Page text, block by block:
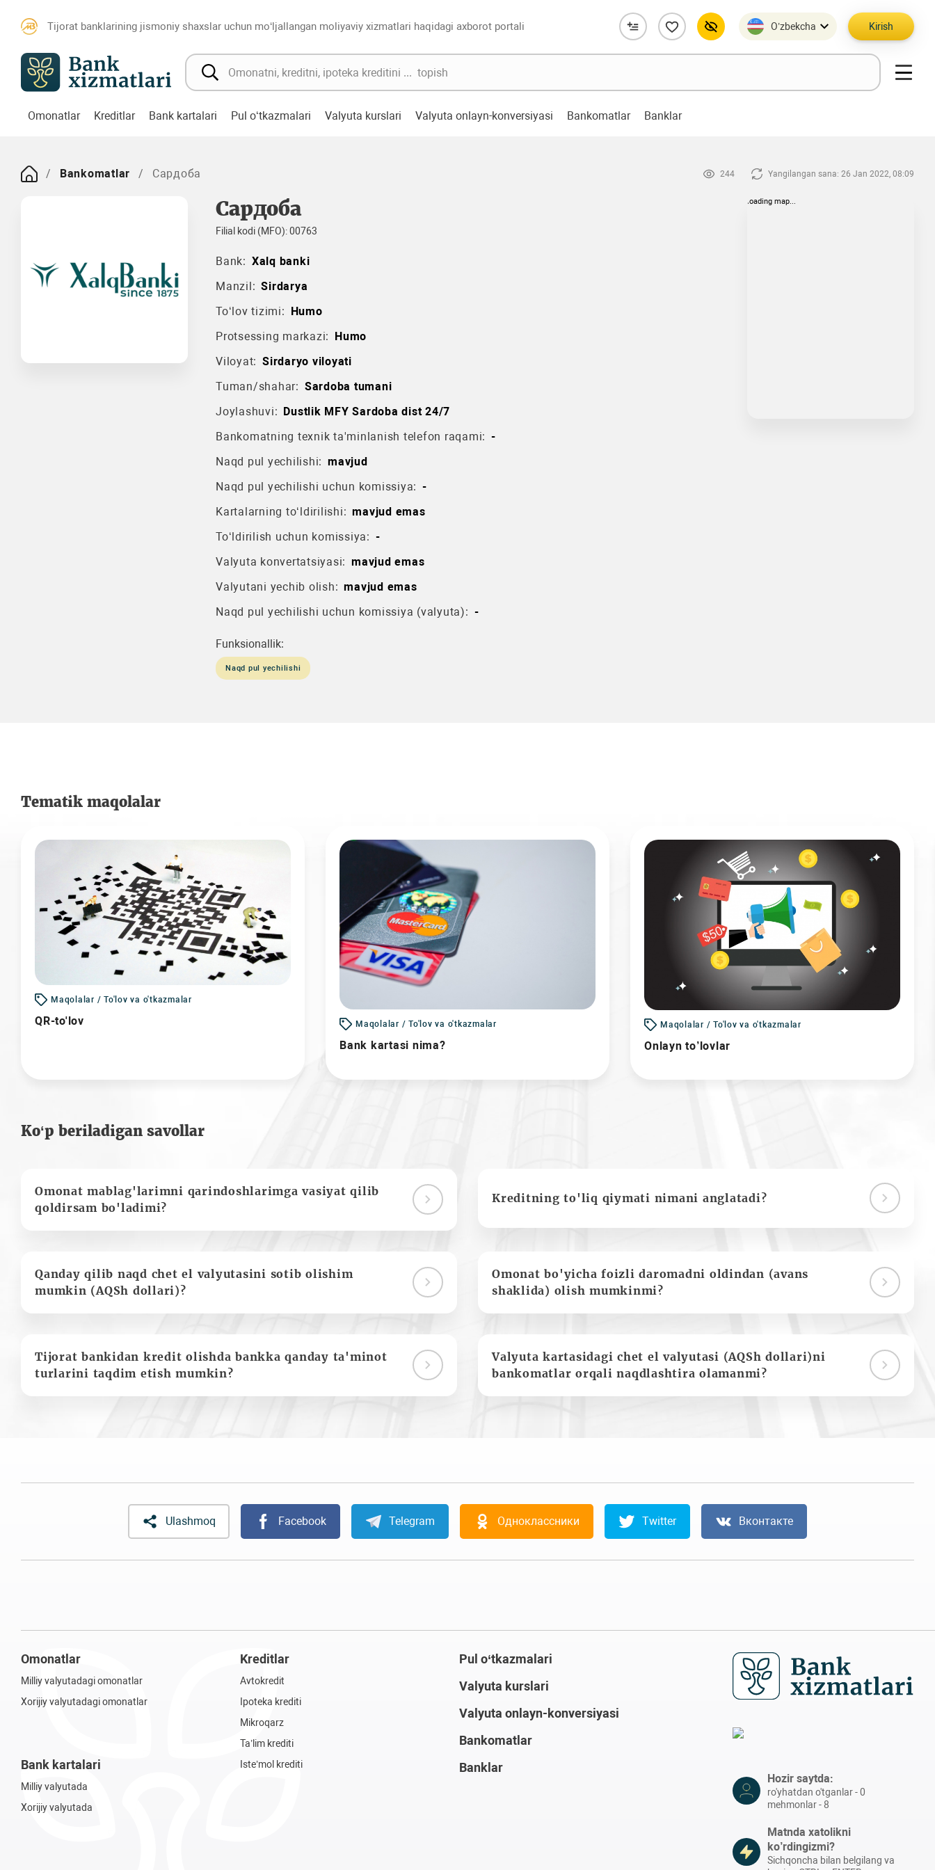
Tijorat banklarining jismoniy shaxslar uchun mo‘ljallangan moliyaviy xizmatlari haqidagi axborot portali O’zbekcha Kirish
Omonatlar Kreditlar Bank kartalari Pul o‘tkazmalari Valyuta kurslari Valyuta onlayn-konversiyasi Bankomatlar Banklar
Bankomatlar Сардоба 244 Yangilangan sana: 26 Jan 2022, 08:09
Сардоба
Filial kodi (MFO): 00763
Bank: Xalq banki
Manzil: Sirdarya
To‘lov tizimi: Humo
Protsessing markazi: Humo
Viloyat: Sirdaryo viloyati
Tuman/shahar: Sardoba tumani
Joylashuvi: Dustlik MFY Sardoba dist 24/7
Bankomatning texnik ta'minlanish telefon raqami: -
Naqd pul yechilishi: mavjud
Naqd pul yechilishi uchun komissiya: -
Kartalarning to‘ldirilishi: mavjud emas
To‘ldirilish uchun komissiya: -
Valyuta konvertatsiyasi: mavjud emas
Valyutani yechib olish: mavjud emas
Naqd pul yechilishi uchun komissiya (valyuta): -
Funksionallik:
Naqd pul yechilishi
loading map...
Tematik maqolalar
Maqolalar / To'lov va o'tkazmalar
QR-to'lov Maqolalar / To'lov va o'tkazmalar
Bank kartasi nima?
Maqolalar / To'lov va o'tkazmalar
Onlayn to’lovlar
Ko‘p beriladigan savollar
Omonat mablag'larimni qarindoshlarimga vasiyat qilib
qoldirsam bo'ladimi?
Kreditning to'liq qiymati nimani anglatadi?
Qanday qilib naqd chet el valyutasini sotib olishim
mumkin (AQSh dollari)?
Omonat bo'yicha foizli daromadni oldindan (avans
shaklida) olish mumkinmi?
Tijorat bankidan kredit olishda bankka qanday ta'minot
turlarini taqdim etish mumkin?
Valyuta kartasidagi chet el valyutasi (AQSh dollari)ni
bankomatlar orqali naqdlashtira olamanmi?
Ulashmoq Facebook Telegram Одноклассники Twitter Вконтакте
Omonatlar
Milliy valyutadagi omonatlar
Xorijiy valyutadagi omonatlar
Bank kartalari
Milliy valyutada
Xorijiy valyutada
Kreditlar
Avtokredit
Ipoteka krediti
Mikroqarz
Ta’lim krediti
Iste’mol krediti
Pul o‘tkazmalari
Valyuta kurslari
Valyuta onlayn-konversiyasi
Bankomatlar
Banklar
Hozir saytda:
ro'yhatdan o'tganlar - 0
mehmonlar - 8
Matnda xatolikni
ko’rdingizmi?
Sichqoncha bilan belgilang va